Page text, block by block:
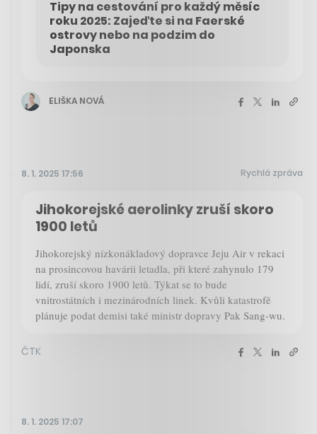
Tipy na cestování pro každý měsíc
roku 2025: Zajeďte si na Faerské
ostrovy nebo na podzim do
Japonska
ELIŠKA NOVÁ
8. 1. 2025 17:56 Rychlá zpráva
Jihokorejské aerolinky zruší skoro
1900 letů
Jihokorejský nízkonákladový dopravce Jeju Air v rekaci
na prosincovou havárii letadla, při které zahynulo 179
lidí, zruší skoro 1900 letů. Týkat se to bude
vnitrostátních i mezinárodních linek. Kvůli katastrofě
plánuje podat demisi také ministr dopravy Pak Sang-wu.
ČTK
8. 1. 2025 17:07